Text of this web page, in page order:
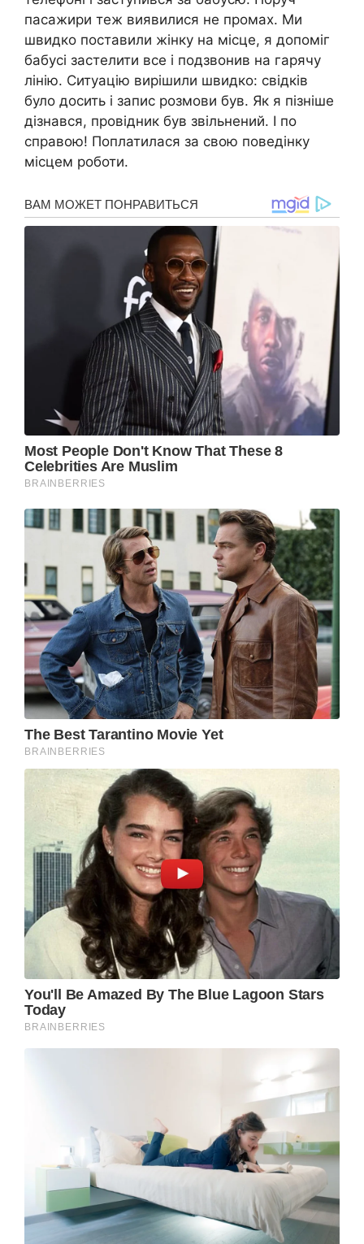
пасажири теж виявилися не промах. Ми
швидко поставили жінку на місце, я допоміг
бабусі застелити все і подзвонив на гарячу
лінію. Ситуацію вирішили швидко: свідків
було досить і запис розмови був. Як я пізніше
дізнався, провідник був звільнений. І по
справою! Поплатилася за свою поведінку
місцем роботи.